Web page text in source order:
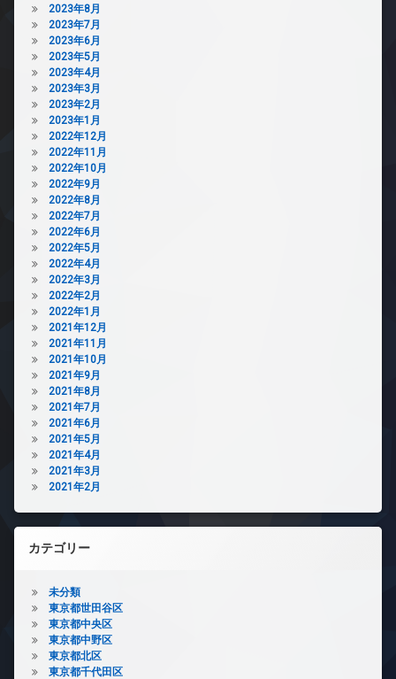
2023年8月
2023年7月
2023年6月
2023年5月
2023年4月
2023年3月
2023年2月
2023年1月
2022年12月
2022年11月
2022年10月
2022年9月
2022年8月
2022年7月
2022年6月
2022年5月
2022年4月
2022年3月
2022年2月
2022年1月
2021年12月
2021年11月
2021年10月
2021年9月
2021年8月
2021年7月
2021年6月
2021年5月
2021年4月
2021年3月
2021年2月
カテゴリー
未分類
東京都世田谷区
東京都中央区
東京都中野区
東京都北区
東京都千代田区